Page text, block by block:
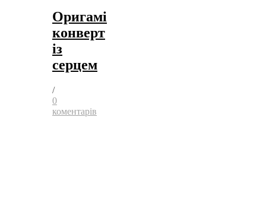
Оригамі
конверт
із
серцем
/
0
коментарів